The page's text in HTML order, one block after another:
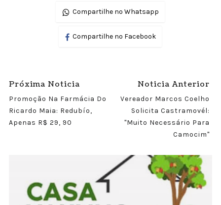
Compartilhe no Whatsapp
Compartilhe no Facebook
Próxima Noticia
Promoção Na Farmácia Do
Ricardo Maia: Redubío,
Apenas R$ 29, 90
Noticia Anterior
Vereador Marcos Coelho
Solicita Castramovél:
"muito Necessário Para
Camocim"